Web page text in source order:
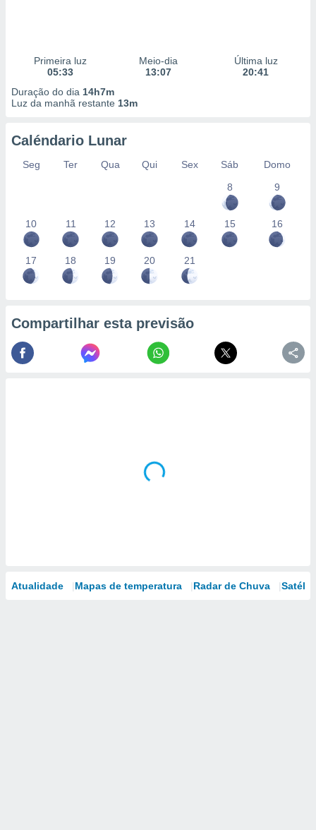
Primeira luz
05:33
Meio-dia
13:07
Última luz
20:41
Duração do dia 14h7m
Luz da manhã restante 13m
Caléndario Lunar
Seg Ter Qua Qui Sex Sáb
Domo
8
9
10 11 12 13 14 15 16
17 18 19 20 21
Compartilhar esta previsão
Atualidade Mapas de temperatura Radar de Chuva